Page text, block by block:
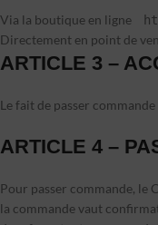
Via la boutique en ligne
Directement en point de
ARTICLE 3 –
Le fait de passer
ARTICLE 4 –
Pour passer commande, le
la commande vaut